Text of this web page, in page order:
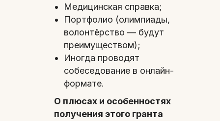
Медицинская справка;
Портфолио (олимпиады,
волонтёрство — будут
преимуществом);
Иногда проводят
собеседование в онлайн-
формате.
О плюсах и особенностях
получения этого гранта